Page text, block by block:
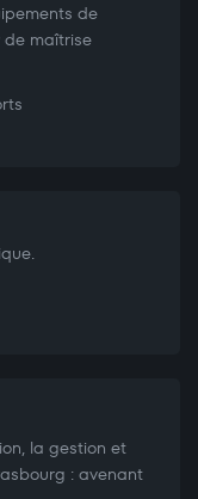
de
de maîtrise
la gestion et
: avenant